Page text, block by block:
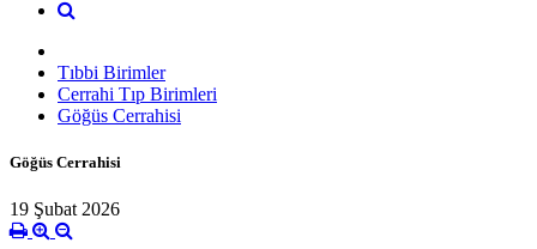
Tıbbi Birimler
Cerrahi Tıp Birimleri
Göğüs Cerrahisi
Göğüs Cerrahisi
19 Şubat 2026